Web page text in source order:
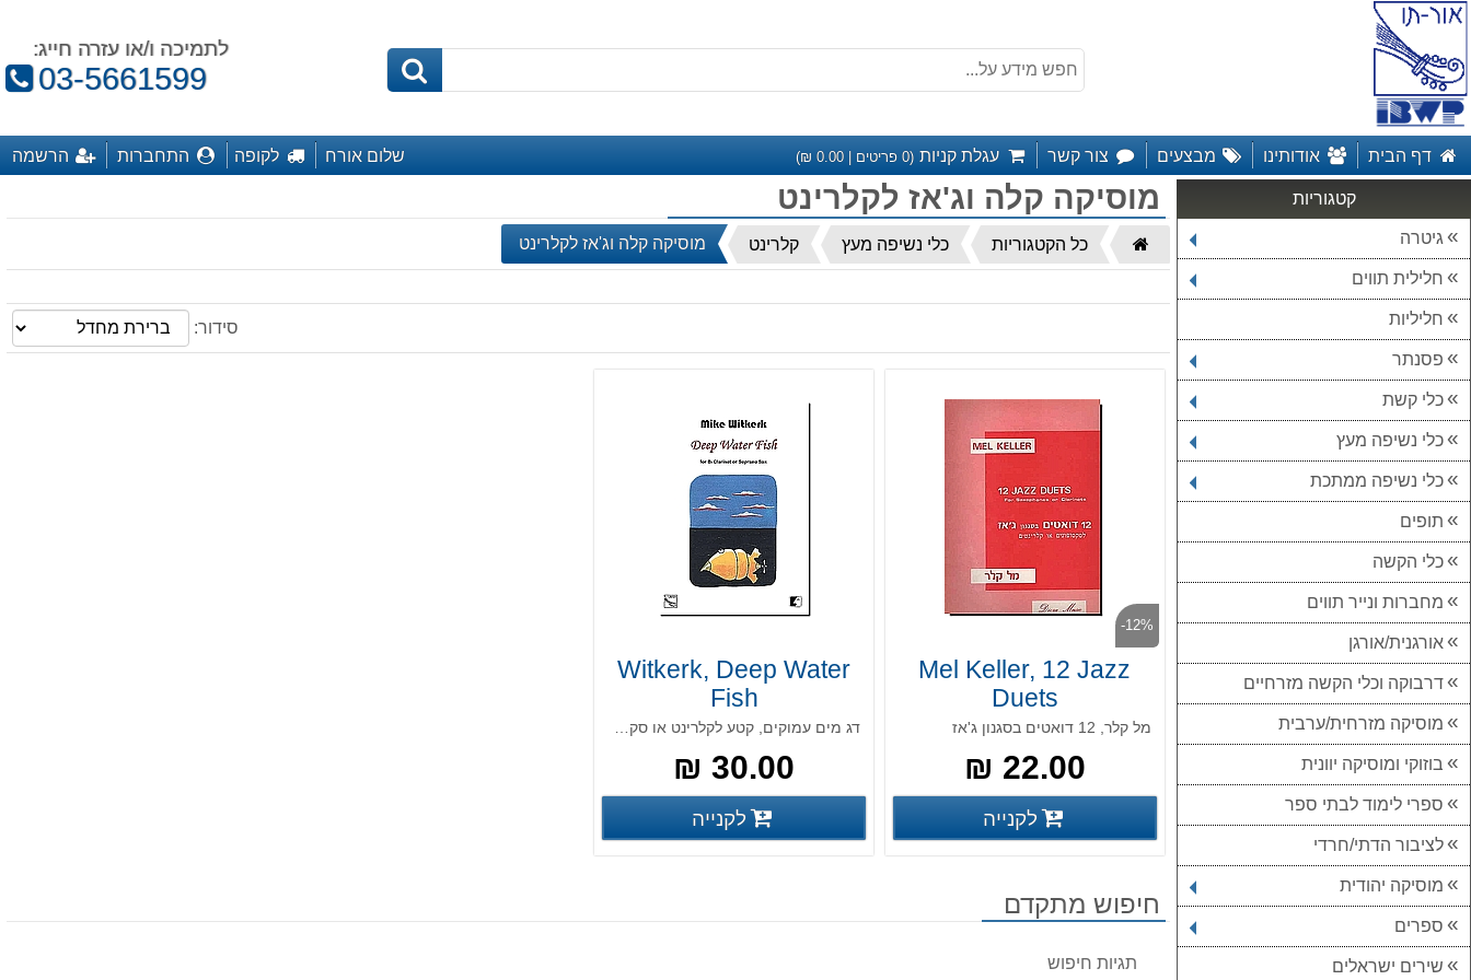
לתמיכה ו/או עזרה חייג:
טלפון:
03-5661599
דף הבית אודותינו מבצעים צור קשר עגלת קניות (
0 פריטים |0.00
₪) שלום אורח לקופה התחברות הרשמה
קטגוריות
גיטרה
חלילית תווים
חליליות
פסנתר
כלי קשת
כלי נשיפה מעץ
כלי נשיפה ממתכת
תופים
כלי הקשה
מחברות ונייר תווים
אורגנית/אורגן
דרבוקה וכלי הקשה מזרחיים
מוסיקה מזרחית/ערבית
בוזוקי ומוסיקה יוונית
ספרי לימוד לבתי ספר
לציבור הדתי/חרדי
מוסיקה יהודית
ספרים
שירים ישראלים
מוסיקה קלה וג'אז לקלרינט
דף
הבית
כל הקטגוריות כלי נשיפה מעץ קלרינט מוסיקה קלה וג'אז לקלרינט
סידור:
-12%
Mel Keller, 12 Jazz
Duets
מל קלר, 12 דואטים בסגנון ג'אז
22.00 ₪
פרטים נוספים
לקנייה
Witkerk, Deep Water
Fish
דג מים עמוקים, קטע לקלרינט או סקסופון סופרן מאת מייק ויטקרק.
30.00 ₪
פרטים נוספים
לקנייה
חיפוש מתקדם
תגיות חיפוש